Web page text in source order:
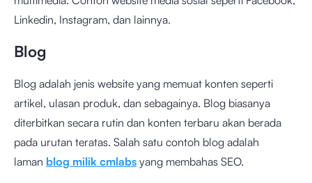
Linkedin, Instagram, dan lainnya.
Blog
Blog adalah jenis website yang memuat konten seperti
artikel, ulasan produk, dan sebagainya. Blog biasanya
diterbitkan secara rutin dan konten terbaru akan berada
pada urutan teratas. Salah satu contoh blog adalah
laman blog milik cmlabs yang membahas SEO.